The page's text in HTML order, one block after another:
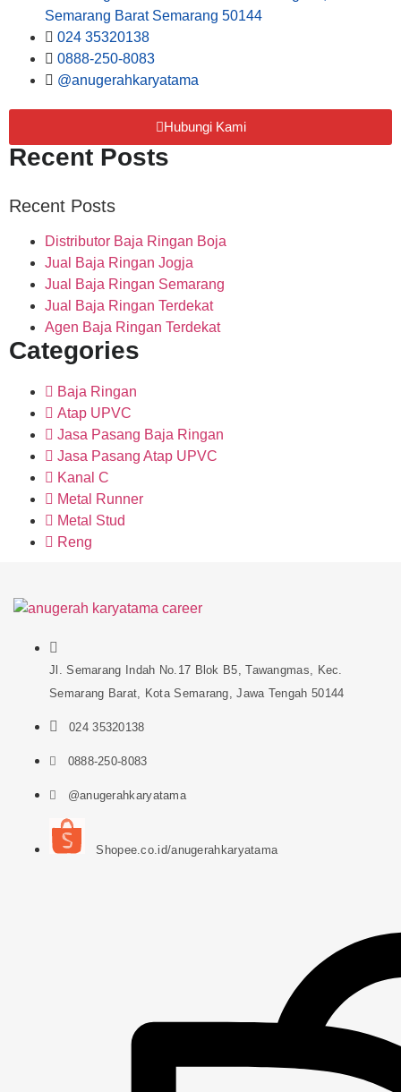
Semarang Barat Semarang 50144
024 35320138
0888-250-8083
@anugerahkaryatama
Hubungi Kami
Recent Posts
Recent Posts
Distributor Baja Ringan Boja
Jual Baja Ringan Jogja
Jual Baja Ringan Semarang
Jual Baja Ringan Terdekat
Agen Baja Ringan Terdekat
Categories
Baja Ringan
Atap UPVC
Jasa Pasang Baja Ringan
Jasa Pasang Atap UPVC
Kanal C
Metal Runner
Metal Stud
Reng
Jl. Semarang Indah No.17 Blok B5, Tawangmas, Kec.
Semarang Barat, Kota Semarang, Jawa Tengah 50144
024 35320138
0888-250-8083
@anugerahkaryatama
Shopee.co.id/anugerahkaryatama